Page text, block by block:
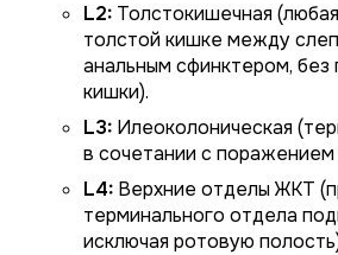
L2: Толстокишечная
толстой кишке между
анальным сфинктером,
кишки).
L3: Илеоколоническая
в сочетании с
L4: Верхние отделы ЖКТ
терминального отдела
исключая ротовую